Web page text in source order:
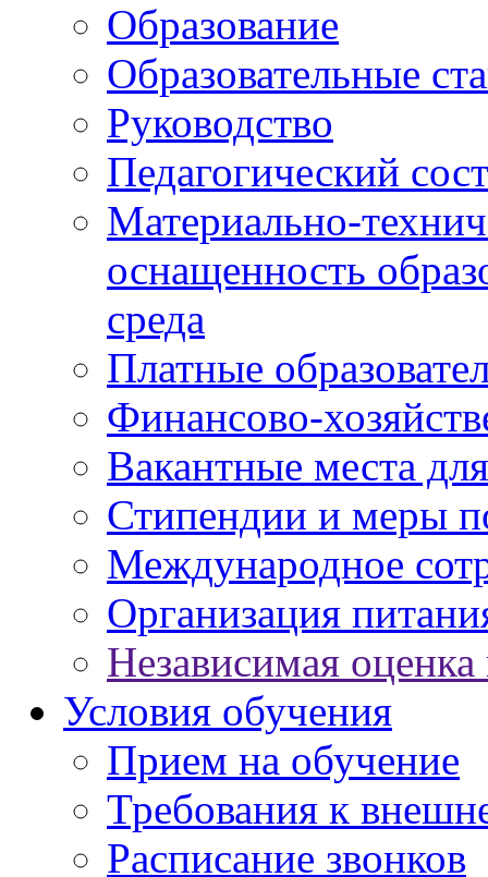
Образование
Образовательные
Руководство
Педагогический
Материально-
оснащенность
среда
Платные
Финансово-
Вакантные места
Стипендии и меры
Международное
Организация
Независимая оценка
Условия обучения
Прием на обучение
Требования к
Расписание звонков